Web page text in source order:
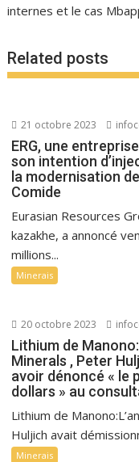
internes et le cas
Related posts
21 octobre 2023
ERG, une
son intention
la modernisation
Comide
Eurasian Resources
kazakhe, a annoncé
millions...
Minerais
20 octobre 2023
Lithium de
Minerals , Peter
avoir dénoncé « le
dollars » au
Lithium de
Huljich avait
Minerais